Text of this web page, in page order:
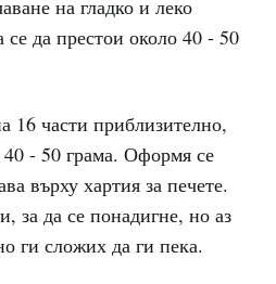
на гладко и леко
да престои около 40 - 50
16 части приблизително,
40 - 50 грама. Оформя се
върху хартия за печете.
за да се понадигне, но аз
ги сложих да ги пека.